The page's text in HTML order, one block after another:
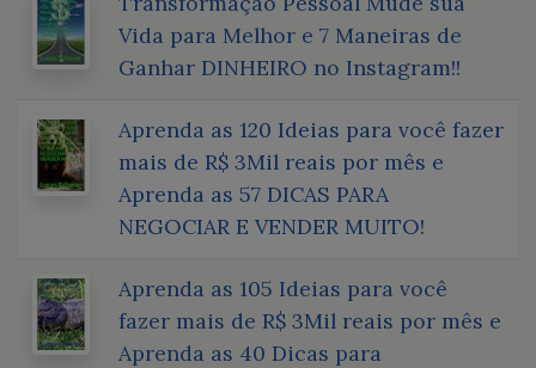
Vida para Melhor e 7 Maneiras de
Ganhar DINHEIRO no Instagram!!
Aprenda as 120 Ideias para você fazer
mais de R$ 3Mil reais por mês e
Aprenda as 57 DICAS PARA
NEGOCIAR E VENDER MUITO!
Aprenda as 105 Ideias para você
fazer mais de R$ 3Mil reais por mês e
Aprenda as 40 Dicas para